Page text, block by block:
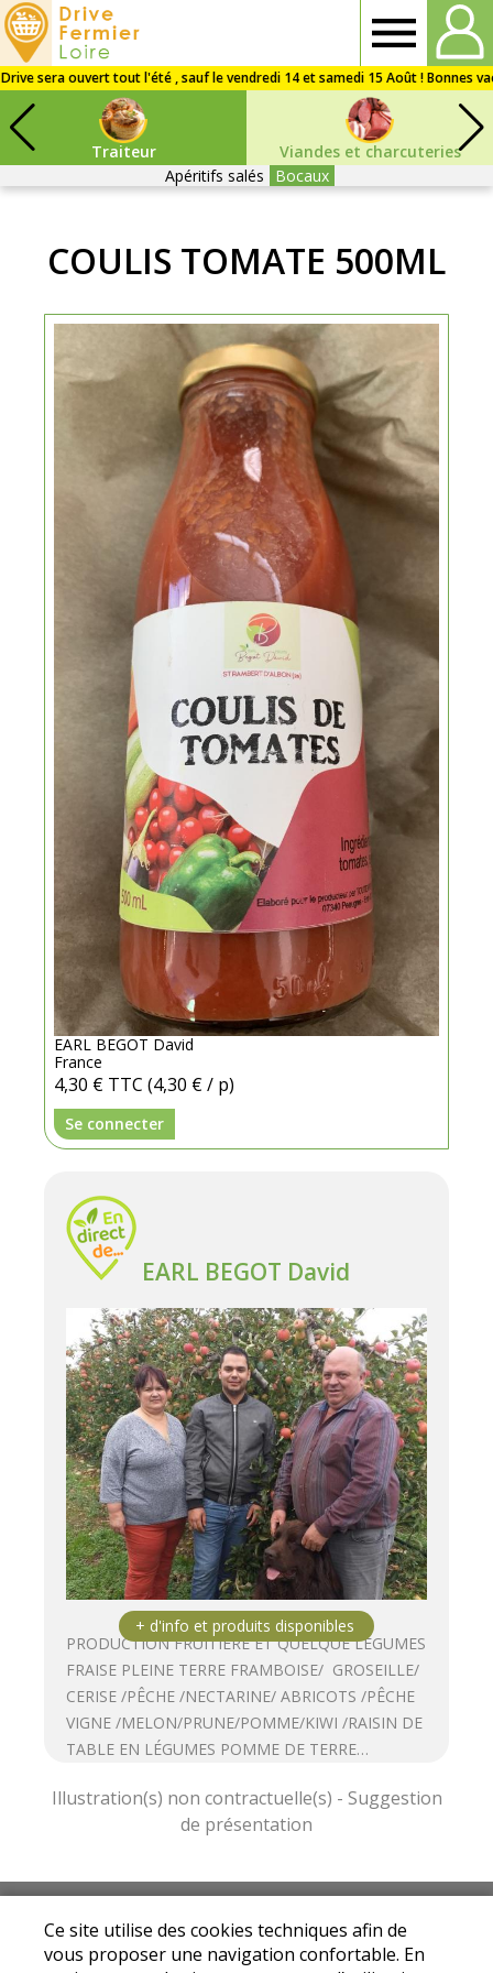
Loire
Traiteur
Viandes et charcuteries
Apéritifs salés
Bocaux
COULIS TOMATE 500ML
EARL BEGOT David
France
4,30 € TTC (4,30 € / p)
Se connecter
EARL BEGOT David
PRODUCTION FRUITIÈRE ET QUELQUE LÉGUMES
FRAISE PLEINE TERRE FRAMBOISE/ GROSEILLE/
CERISE /PÊCHE /NECTARINE/ ABRICOTS /PÊCHE
VIGNE /MELON/PRUNE/POMME/KIWI /RAISIN DE
TABLE EN LÉGUMES POMME DE TERRE…
Conditions Générales de
Ventes|Protection des données personnelles
Ce site utilise des cookies techniques afin de
vous proposer une navigation confortable. En